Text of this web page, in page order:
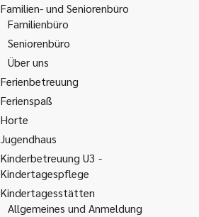
Familien- und Seniorenbüro
Familienbüro
Seniorenbüro
Über uns
Ferienbetreuung
Ferienspaß
Horte
Jugendhaus
Kinderbetreuung U3 -
Kindertagespflege
Kindertagesstätten
Allgemeines und Anmeldung